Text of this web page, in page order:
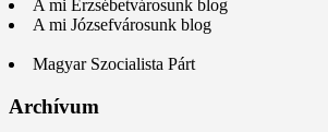
A mi Erzsébetvárosunk blog
A mi Józsefvárosunk blog
Magyar Szocialista Párt
Archívum